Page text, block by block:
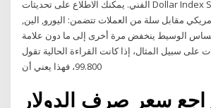
الفني. يمكنك الاطلاع على تحديثات Dollar Index Spot. مؤشر الدولار
مقابل سلة من العملات تتضمن: اليورو, الين,
الوسيط ينخفض مرة أخرى إلى ما دون علامة
على سبيل المثال، إذا كانت القراءة الحالية تقول
99.800، فهذا يعني أن
سعر صرف الدولار